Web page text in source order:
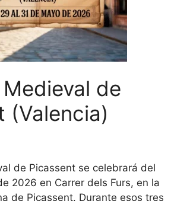
de
(Valencia)
de Picassent se celebrará del
2026 en Carrer dels Furs, en la
de Picassent. Durante esos tres